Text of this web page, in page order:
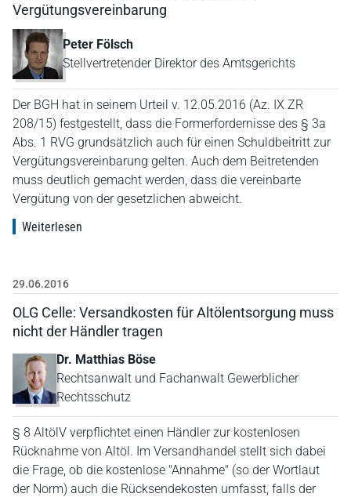
Vergütungsvereinbarung
Peter Fölsch
Stellvertretender Direktor des Amtsgerichts
Der BGH hat in seinem Urteil v. 12.05.2016 (Az. IX ZR
208/15) festgestellt, dass die Formerfordernisse des § 3a
Abs. 1 RVG grundsätzlich auch für einen Schuldbeitritt zur
Vergütungsvereinbarung gelten. Auch dem Beitretenden
muss deutlich gemacht werden, dass die vereinbarte
Vergütung von der gesetzlichen abweicht.
Weiterlesen
29.06.2016
OLG Celle: Versandkosten für Altölentsorgung muss
nicht der Händler tragen
Dr. Matthias Böse
Rechtsanwalt und Fachanwalt Gewerblicher
Rechtsschutz
§ 8 AltölV verpflichtet einen Händler zur kostenlosen
Rücknahme von Altöl. Im Versandhandel stellt sich dabei
die Frage, ob die kostenlose "Annahme" (so der Wortlaut
der Norm) auch die Rücksendekosten umfasst, falls der